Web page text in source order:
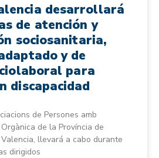
desarrollará
de atención y
sociosanitaria,
y de
para
discapacidad
de Persones amb
de la Província de
Valencia, llevará a cabo durante
dirigidos